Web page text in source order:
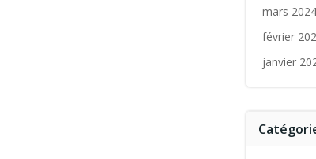
mars 2024
février
janvier